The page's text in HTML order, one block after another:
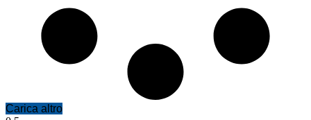
Carica altro